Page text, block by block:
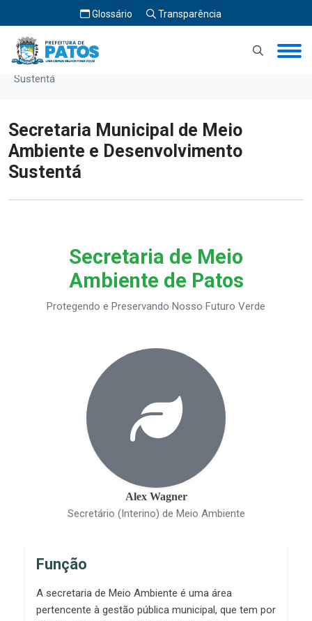
Glossário Transparência
Início
Secretaria Municipal de Meio Ambiente e Desenvolvimento
Sustentá
Secretaria Municipal de Meio
Ambiente e Desenvolvimento
Sustentá
Secretaria de Meio
Ambiente de Patos
Protegendo e Preservando Nosso Futuro Verde
Alex Wagner
Secretário (Interino) de Meio Ambiente
Função
A secretaria de Meio Ambiente é uma área
pertencente à gestão pública municipal, que tem por